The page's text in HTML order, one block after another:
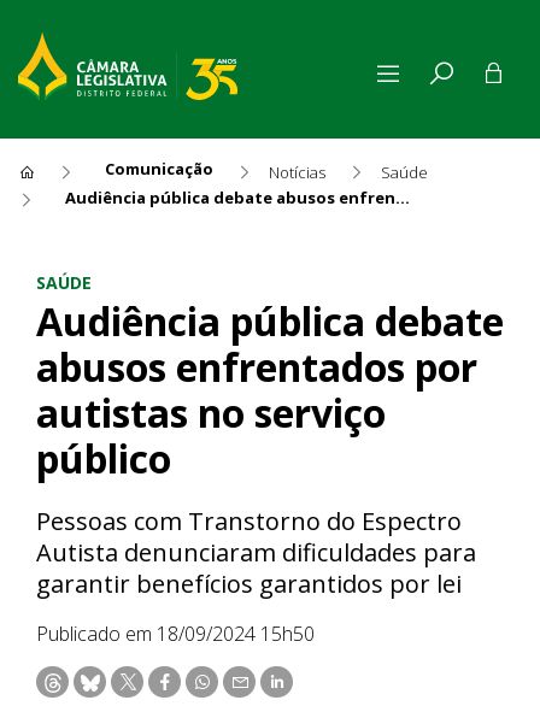
Comunicação Notícias
Saúde
Audiência pública debate abusos enfrentados por autistas no serviço público
SAÚDE
Audiência pública debate
abusos enfrentados por
autistas no serviço
público
Pessoas com Transtorno do Espectro
Autista denunciaram dificuldades para
garantir benefícios garantidos por lei
Publicado em 18/09/2024 15h50